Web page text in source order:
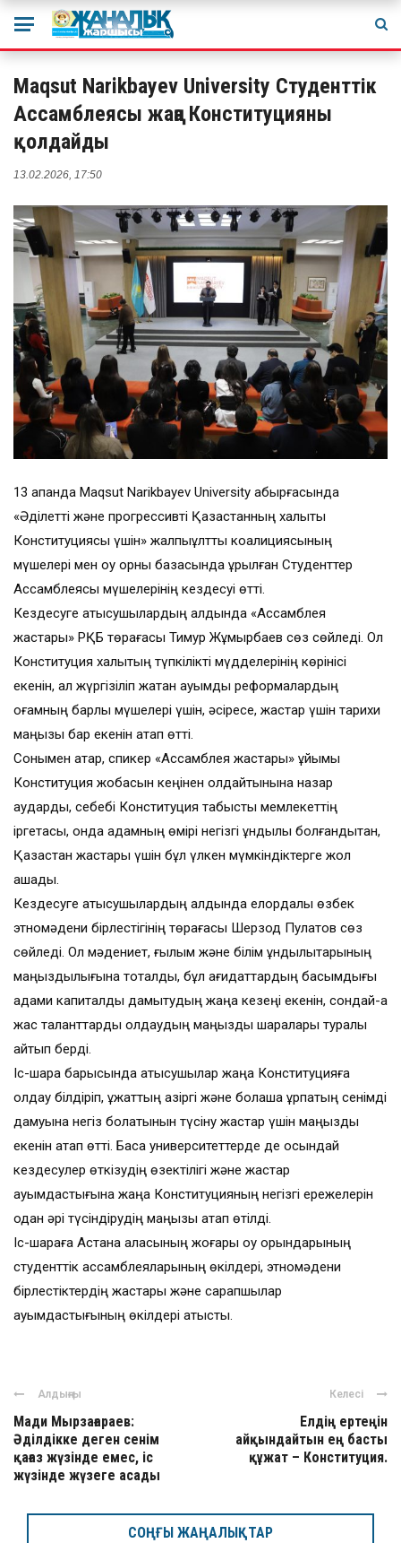
Maqsut Narikbayev University Студенттік
Ассамблеясы жаңа Конституцияны
қолдайды
13.02.2026, 17:50
13 ақпанда Maqsut Narikbayev University қабырғасында
«Әділетті және прогрессивті Қазақстанның халықтық
Конституциясы үшін» жалпыұлттық коалициясының
мүшелері мен оқу орны базасында құрылған Студенттер
Ассамблеясы мүшелерінің кездесуі өтті.
Кездесуге қатысушылардың алдында «Ассамблея
жастары» РҚБ төрағасы Тимур Жұмырбаев сөз сөйледі. Ол
Конституция халықтың түпкілікті мүдделерінің көрінісі
екенін, ал жүргізіліп жатқан ауқымды реформалардың
қоғамның барлық мүшелері үшін, әсіресе, жастар үшін тарихи
маңызы бар екенін атап өтті.
Сонымен қатар, спикер «Ассамблея жастары» ұйымы
Конституция жобасын кеңінен қолдайтынына назар
аударды, себебі Конституция табысты мемлекеттің
іргетасы, онда адамның өмірі негізгі құндылық болғандықтан,
Қазақстан жастары үшін бұл үлкен мүмкіндіктерге жол
ашады.
Кездесуге қатысушылардың алдында елордалық өзбек
этномәдени бірлестігінің төрағасы Шерзод Пулатов сөз
сөйледі. Ол мәдениет, ғылым және білім құндылықтарының
маңыздылығына тоқталды, бұл қағидаттардың басымдығы
адами капиталды дамытудың жаңа кезеңі екенін, сондай-ақ
жас таланттарды қолдаудың маңызды шаралары туралы
айтып берді.
Іс-шара барысында қатысушылар жаңа Конституцияға
қолдау білдіріп, құжаттың қазіргі және болашақ ұрпақтың сенімді
дамуына негіз болатынын түсіну жастар үшін маңызды
екенін атап өтті. Басқа университеттерде де осындай
кездесулер өткізудің өзектілігі және жастар
қауымдастығына жаңа Конституцияның негізгі ережелерін
одан әрі түсіндірудің маңызы атап өтілді.
Іс-шараға Астана қаласының жоғары оқу орындарының
студенттік ассамблеяларының өкілдері, этномәдени
бірлестіктердің жастары және сарапшылар
қауымдастығының өкілдері қатысты.
Алдыңғы
Мади Мырзағараев:
Әділдікке деген сенім
қағаз жүзінде емес, іс
жүзінде жүзеге асады
Келесі
Елдің ертеңін
айқындайтын ең басты
құжат – Конституция.
СОҢҒЫ ЖАҢАЛЫҚТАР